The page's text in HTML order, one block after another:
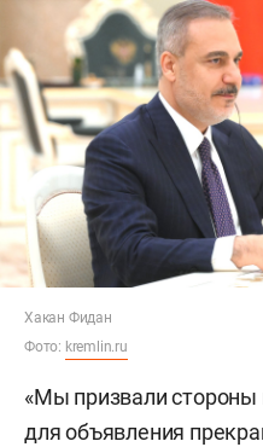
Хакан Фидан
Фото: kremlin.ru
«Мы призвали
для объявления